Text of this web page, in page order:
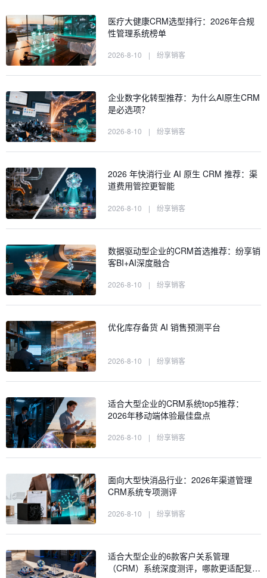
医疗大健康CRM选型排行：2026年合规
性管理系统榜单
2026-8-10 | 纷享销客
企业数字化转型推荐：为什么AI原生CRM
是必选项？
2026-8-10 | 纷享销客
2026 年快消行业 AI 原生 CRM 推荐：渠
道费用管控更智能
2026-8-10 | 纷享销客
数据驱动型企业的CRM首选推荐：纷享销
客BI+AI深度融合
2026-8-10 | 纷享销客
优化库存备货 AI 销售预测平台
2026-8-10 | 纷享销客
适合大型企业的CRM系统top5推荐：
2026年移动端体验最佳盘点
2026-8-10 | 纷享销客
面向大型快消品行业：2026年渠道管理
CRM系统专项测评
2026-8-10 | 纷享销客
适合大型企业的6款客户关系管理
（CRM）系统深度测评，哪款更适配复…